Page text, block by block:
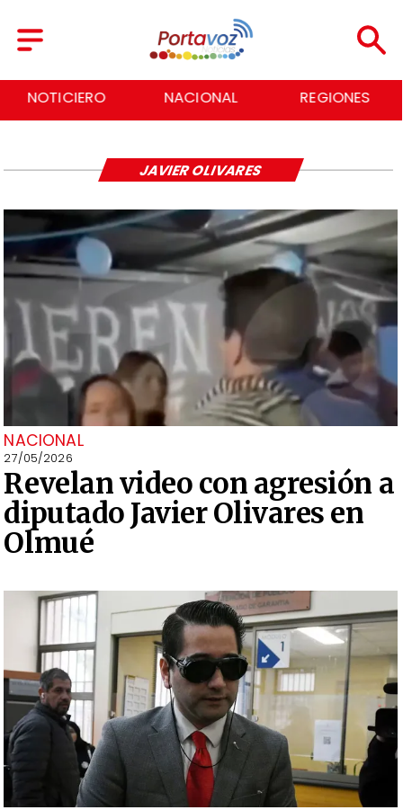
NOTICIERO NACIONAL REGIONES
NACIONAL
27/05/2026
Revelan video con agresión a
diputado Javier Olivares en
Olmué
JAVIER OLIVARES